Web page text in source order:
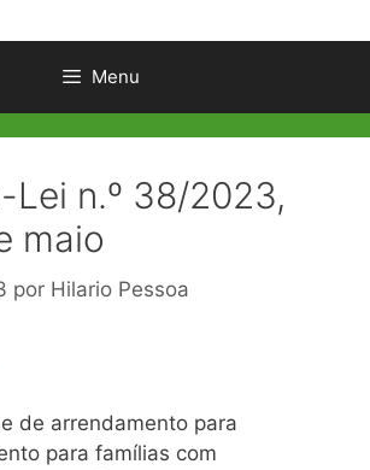
Menu
Lei n.º 38/2023,
maio
por Hilario Pessoa
de arrendamento para
para famílias com